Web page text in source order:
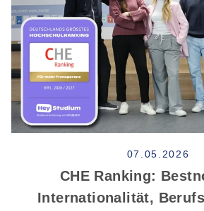
07.05.2026
CHE Ranking:
Internationalität,